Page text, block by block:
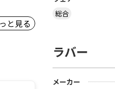
と見る
総合
ラバー
メーカー